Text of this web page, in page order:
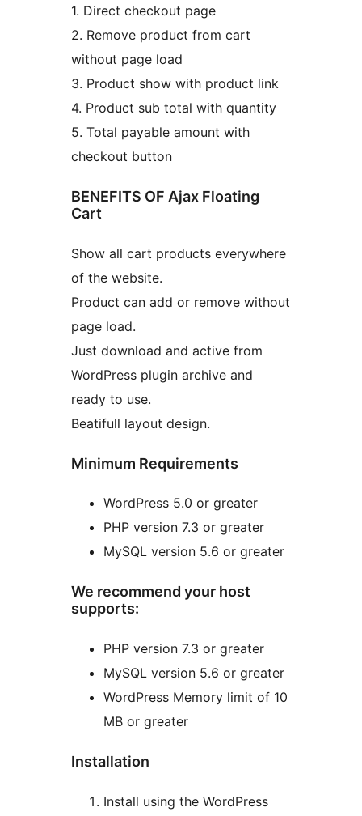
1. Direct checkout page
2. Remove product from cart
without page load
3. Product show with product link
4. Product sub total with quantity
5. Total payable amount with
checkout button
BENEFITS OF Ajax Floating
Cart
Show all cart products everywhere
of the website.
Product can add or remove without
page load.
Just download and active from
WordPress plugin archive and
ready to use.
Beatifull layout design.
Minimum Requirements
WordPress 5.0 or greater
PHP version 7.3 or greater
MySQL version 5.6 or greater
We recommend your host
supports:
PHP version 7.3 or greater
MySQL version 5.6 or greater
WordPress Memory limit of 10
MB or greater
Installation
Install using the WordPress